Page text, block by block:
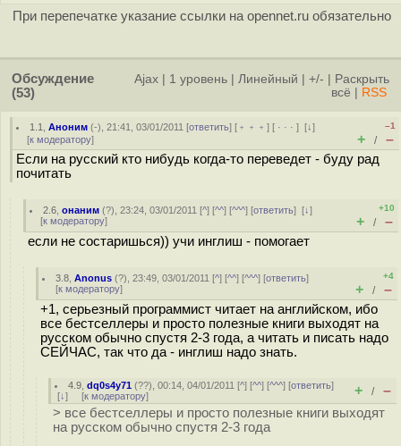
При перепечатке указание ссылки на opennet.ru обязательно
Обсуждение
(53)
Ajax 1 уровень Линейный +/-
Раскрыть
всё
RSS
1.1 ,Аноним (-), 21:41, 03/01/2011 [ответить] [ ﹢﹢﹢] [ · · ·][↓]
[к модератору]
–1
+ / –
Если на русский кто нибудь когда-то переведет - буду рад
почитать
2.6 ,онаним (?), 23:24, 03/01/2011 [^] [^^] [^^^] [ответить][↓]
[к модератору]
+10
+ / –
если не состаришься)) учи инглиш - помогает
3.8 ,Anonus (?), 23:49, 03/01/2011 [^] [^^] [^^^] [ответить]
[к модератору]
+4
+ / –
+1, серьезный программист читает на английском, ибо
все бестселлеры и просто полезные книги выходят на
русском обычно спустя 2-3 года, а читать и писать надо
СЕЙЧАС, так что да - инглиш надо знать.
4.9 ,dq0s4y71 (??), 00:14, 04/01/2011 [^] [^^] [^^^] [ответить]
[↓] [к модератору] + / –
> все бестселлеры и просто полезные книги выходят
на русском обычно спустя 2-3 года